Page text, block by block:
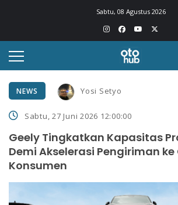
Sabtu, 08 Agustus 2026
NEWS Yosi Setyo
Sabtu, 27 Juni 2026 12:00:00
Geely Tingkatkan Kapasitas
Demi Akselerasi Pengiriman ke
Konsumen